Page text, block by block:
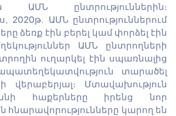
ԱՄՆ ընտրություններին։
ԱՄՆ ընտրություններում
ձեռք էին բերել կամ փորձել էին
ԱՄՆ ընտրողների
ուղարկել էին սպառնալից
տարածել
վերաբերյալ։ Մտավախություն
հաքերները իրենց նոր
հնարավորությունները կարող են